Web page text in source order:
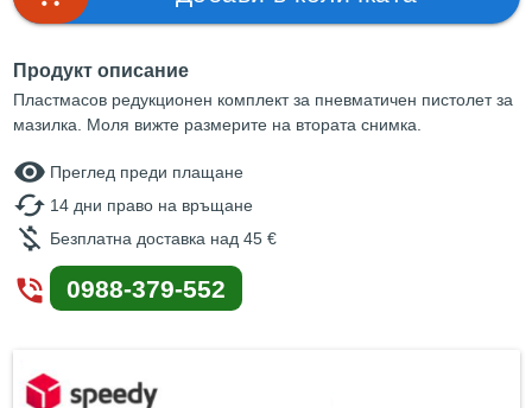
Продукт описание
Пластмасов редукционен комплект за пневматичен пистолет за
мазилка. Моля вижте размерите на втората снимка.
remove_red_eye Преглед преди плащане
cached 14 дни право на връщане
money_off Безплатна доставка над 45 €
phone_in_talk 0988-379-552